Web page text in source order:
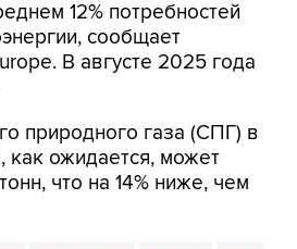
12% потребностей
сообщает
В августе 2025 года
природного газа (СПГ) в
как ожидается, может
что на 14% ниже, чем